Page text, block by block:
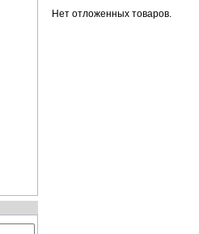
Нет отложенных товаров.